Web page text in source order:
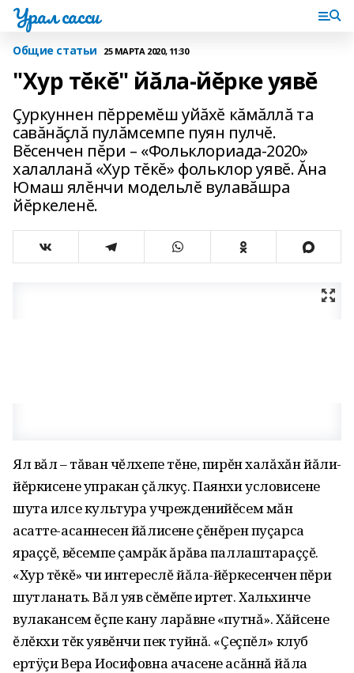
Урал сасси
Общие статьи 25 МАРТА 2020, 11:30
"Хур тĕкĕ" йăла-йĕрке уявĕ
Çуркуннен пĕрремĕш уйăхĕ кăмăллă та
савăнăçлă пулăмсемпе пуян пулчĕ.
Вĕсенчен пĕри – «Фольклориада-2020»
халалланă «Хур тĕкĕ» фольклор уявĕ. Ăна
Юмаш ялĕнчи модельлĕ вулавăшра
йĕркеленĕ.
Ял вăл – тăван чĕлхепе тĕне‚ пирĕн халăхăн йăли-
йĕркисене упракан çăлкуç. Паянхи условисене
шута илсе культура учрежденийĕсем мăн
асатте-асаннесен йăлисене çĕнĕрен пуçарса
яраççĕ‚ вĕсемпе çамрăк ăрăва паллаштараççĕ.
«Хур тĕкĕ» чи интереслĕ йăла-йĕркесенчен пĕри
шутланать. Вăл уяв сĕмĕпе иртет. Хальхинче
вулакансем ĕçпе кану ларăвне «путнă». Хăйсене
ĕлĕкхи тĕк уявĕнчи пек туйнă. «Çеçпĕл» клуб
ертÿçи Вера Иосифовна ачасене асăннă йăла